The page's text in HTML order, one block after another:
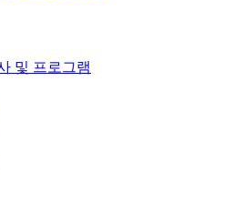
및 프로그램